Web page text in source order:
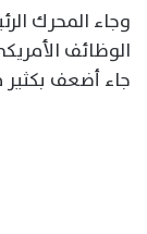
وجاء المحرك
الوظائف
جاء أضعف بكثير